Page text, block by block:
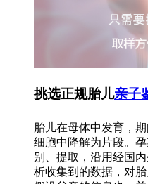
挑选正规胎儿亲子
胎儿在母体中发育，
细胞中降解为片段。
别、提取，沿用经国
析收集到的数据，对